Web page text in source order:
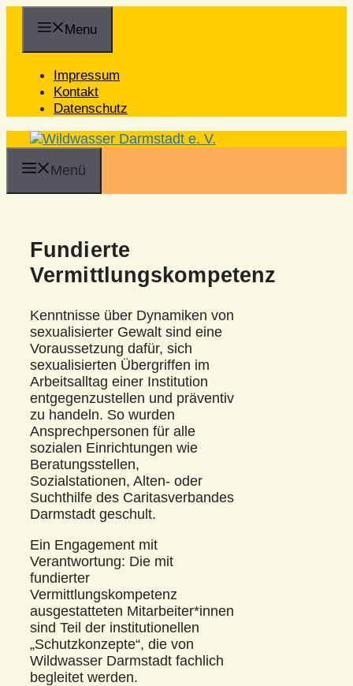
Inhalt
Menu
Impressum
Kontakt
Datenschutz
Menü
Fundierte
Vermittlungskompetenz
Kenntnisse über Dynamiken von
sexualisierter Gewalt sind eine
Voraussetzung dafür, sich
sexualisierten Übergriffen im
Arbeitsalltag einer Institution
entgegenzustellen und präventiv
zu handeln. So wurden
Ansprechpersonen für alle
sozialen Einrichtungen wie
Beratungsstellen,
Sozialstationen, Alten- oder
Suchthilfe des Caritasverbandes
Darmstadt geschult.
Ein Engagement mit
Verantwortung: Die mit
fundierter
Vermittlungskompetenz
ausgestatteten Mitarbeiter*innen
sind Teil der institutionellen
„Schutzkonzepte“, die von
Wildwasser Darmstadt fachlich
begleitet werden.